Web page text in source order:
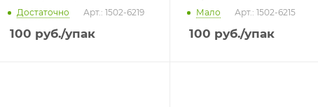
Достаточно Арт.: 1502-6219
100 руб./упак
Мало Арт.: 1502-6215
100 руб./упак